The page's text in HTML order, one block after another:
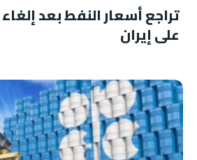
تراجع أسعار النفط بعد
على إيران